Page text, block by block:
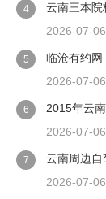
4
云南三本院
2026-07-
5
临沧有约网
2026-07-
6
2015年云
2026-07-
7
云南周边自
2026-07-